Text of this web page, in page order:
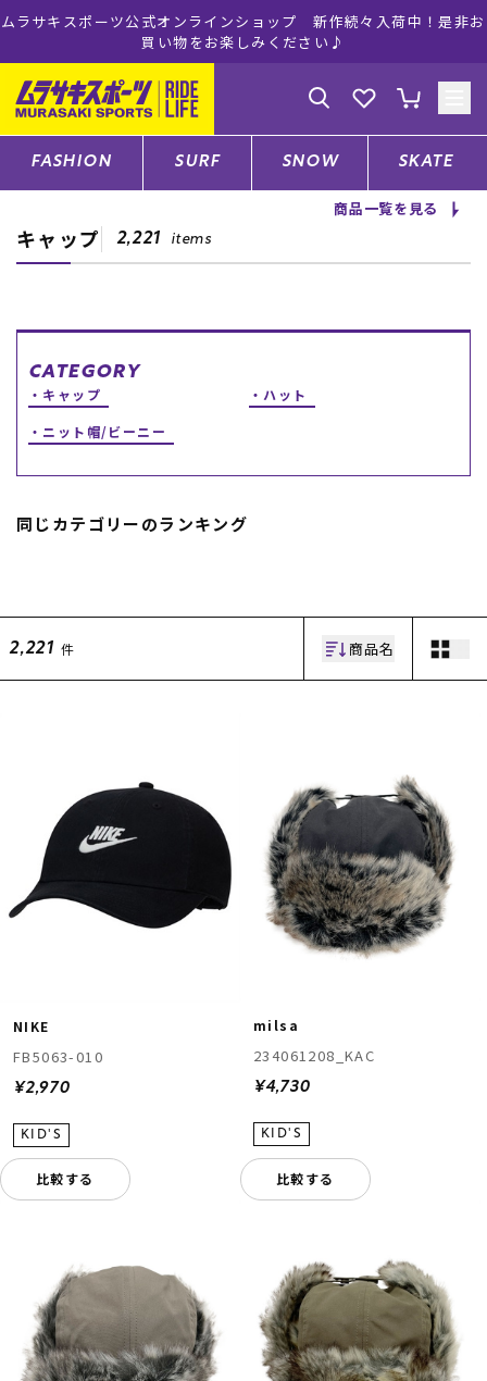
ムラサキスポーツ公式オンラインショップ 新作続々入荷中！是非お
買い物をお楽しみください♪
ゲスト様
ログイン 会員登録
店舗一覧
CATEGORY
ファッションTOP
スノーTOP
RIDE LIFE MAGAZINE一
スタッフスナップ
中古/アウトレット サー
中古/アウトレット スノ
ー
店頭受取サービス
ギフトラッピング
アフターサポート
下取り保証について
よくある質問
店舗一覧
お問い合わせ
ニュース
ムラサキスポーツ 公式アプリ
FASHION SURF SNOW SKATE
商品一覧を見る
キャップ 2,221 items
CATEGORY
キャップ
ハット
ニット帽/ビーニー
同じカテゴリーのランキング
2,221 件 商品名
NIKE
FB5063-010
¥2,970
比較する
milsa
234061208_KAC
¥4,730
比較する